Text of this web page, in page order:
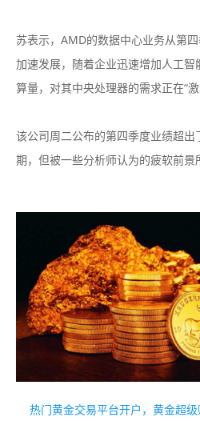
苏表示，AMD的数据中心业务从第
加速发展，随着企业迅速增加人工智
算量，对其中央处理器的需求正在“激
该公司周二公布的第四季度业绩超出
期，但被一些分析师认为的疲软前景
热门黄金交易平台开户，黄金超级